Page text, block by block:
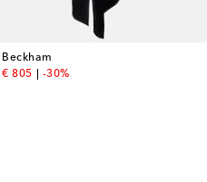
€ 805
discount price
-30%